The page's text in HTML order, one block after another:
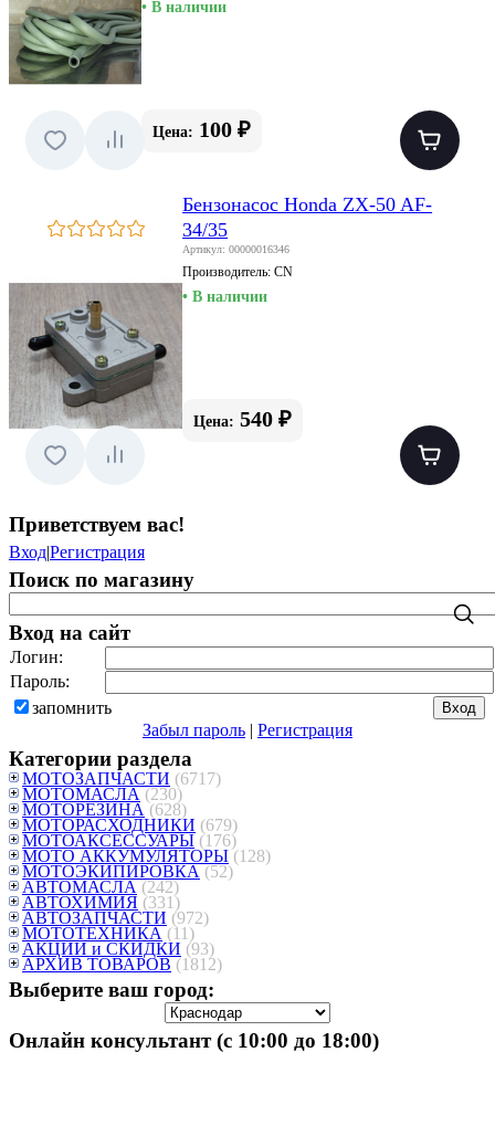
• В наличии
Цена: 100 ₽
Бензонасос Honda ZX-50 AF-
34/35
Артикул: 00000016346
Производитель:CN
• В наличии
Цена: 540 ₽
Приветствуем вас!
Вход|Регистрация
Поиск по магазину
Вход на сайт
Логин:
Пароль:
запомнить
Забыл пароль | Регистрация
Категории раздела
МОТОЗАПЧАСТИ (6717)
МОТОМАСЛА (230)
МОТОРЕЗИНА (628)
МОТОРАСХОДНИКИ (679)
МОТОАКСЕССУАРЫ (176)
МОТО АККУМУЛЯТОРЫ (128)
МОТОЭКИПИРОВКА (52)
АВТОМАСЛА (242)
АВТОХИМИЯ (331)
АВТОЗАПЧАСТИ (972)
МОТОТЕХНИКА (11)
АКЦИИ и СКИДКИ (93)
АРХИВ ТОВАРОВ (1812)
Выберите ваш город:
Онлайн консультант (с 10:00 до 18:00)